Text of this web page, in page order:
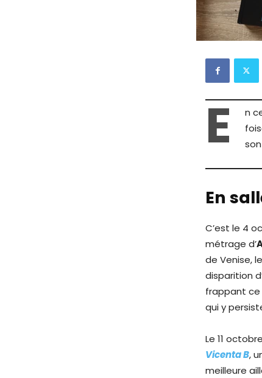
E
n
En
C’est le 4
métrage d’
de Venise,
disparition
frappant ce
qui y
Le 11
Vicenta B,
meilleure